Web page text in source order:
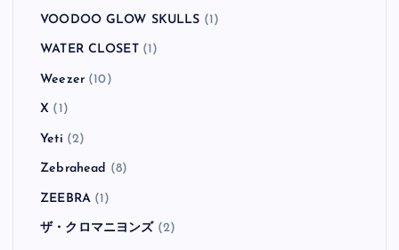
VOODOO GLOW SKULLS (1)
WATER CLOSET(1)
Weezer(10)
X (1)
Yeti (2)
Zebrahead (8)
ZEEBRA(1)
ザ・クロマニヨンズ (2)